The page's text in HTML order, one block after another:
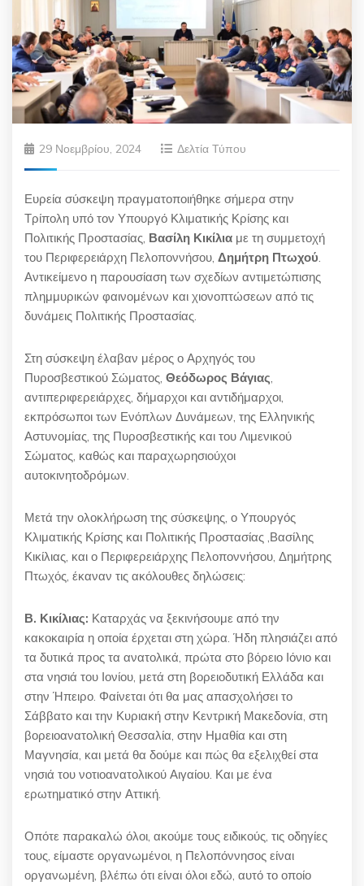
29 Νοεμβρίου, 2024 Δελτία Τύπου
Ευρεία σύσκεψη πραγματοποιήθηκε σήμερα στην
Τρίπολη υπό τον Υπουργό Κλιματικής Κρίσης και
Πολιτικής Προστασίας, Βασίλη Κικίλια με τη συμμετοχή
του Περιφερειάρχη Πελοποννήσου, Δημήτρη Πτωχού.
Αντικείμενο η παρουσίαση των σχεδίων αντιμετώπισης
πλημμυρικών φαινομένων και χιονοπτώσεων από τις
δυνάμεις Πολιτικής Προστασίας.
Στη σύσκεψη έλαβαν μέρος ο Αρχηγός του
Πυροσβεστικού Σώματος, Θεόδωρος Βάγιας,
αντιπεριφερειάρχες, δήμαρχοι και αντιδήμαρχοι,
εκπρόσωποι των Ενόπλων Δυνάμεων, της Ελληνικής
Αστυνομίας, της Πυροσβεστικής και του Λιμενικού
Σώματος, καθώς και παραχωρησιούχοι
αυτοκινητοδρόμων.
Μετά την ολοκλήρωση της σύσκεψης, ο Υπουργός
Κλιματικής Κρίσης και Πολιτικής Προστασίας ,Βασίλης
Κικίλιας, και ο Περιφερειάρχης Πελοποννήσου, Δημήτρης
Πτωχός, έκαναν τις ακόλουθες δηλώσεις:
Β. Κικίλιας: Καταρχάς να ξεκινήσουμε από την
κακοκαιρία η οποία έρχεται στη χώρα. Ήδη πλησιάζει από
τα δυτικά προς τα ανατολικά, πρώτα στο βόρειο Ιόνιο και
στα νησιά του Ιονίου, μετά στη βορειοδυτική Ελλάδα και
στην Ήπειρο. Φαίνεται ότι θα μας απασχολήσει το
Σάββατο και την Κυριακή στην Κεντρική Μακεδονία, στη
βορειοανατολική Θεσσαλία, στην Ημαθία και στη
Μαγνησία, και μετά θα δούμε και πώς θα εξελιχθεί στα
νησιά του νοτιοανατολικού Αιγαίου. Και με ένα
ερωτηματικό στην Αττική.
Οπότε παρακαλώ όλοι, ακούμε τους ειδικούς, τις οδηγίες
τους, είμαστε οργανωμένοι, η Πελοπόννησος είναι
οργανωμένη, βλέπω ότι είναι όλοι εδώ, αυτό το οποίο